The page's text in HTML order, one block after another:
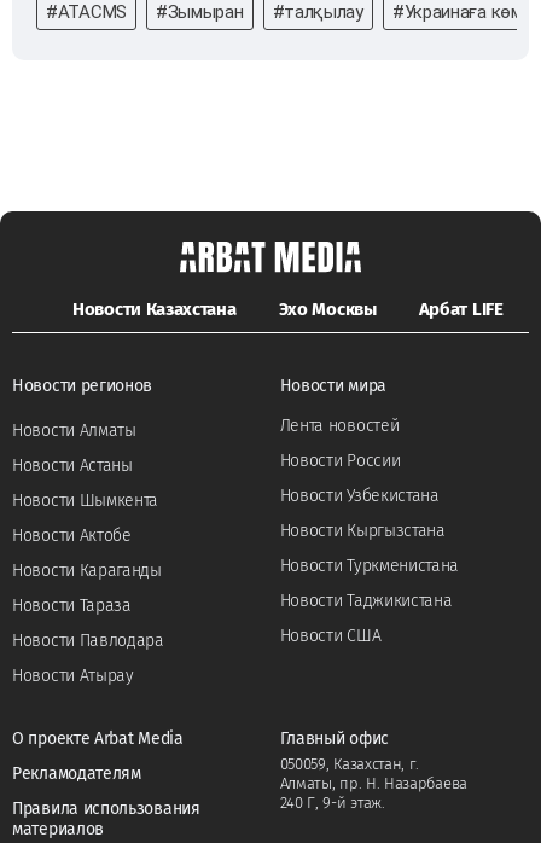
#АТАCМS #Зымыран #талқылау #Украинаға көмек
Новости Казахстана Эхо Москвы Арбат LIFE
Новости регионов
Новости Алматы
Новости Астаны
Новости Шымкента
Новости Актобе
Новости Караганды
Новости Тараза
Новости Павлодара
Новости Атырау
Новости мира
Лента новостей
Новости России
Новости Узбекистана
Новости Кыргызстана
Новости Туркменистана
Новости Таджикистана
Новости США
О проекте Arbat Media
Рекламодателям
Правила использования
материалов
Главный офис
050059, Казахстан, г.
Алматы, пр. Н. Назарбаева
240 Г, 9-й этаж.